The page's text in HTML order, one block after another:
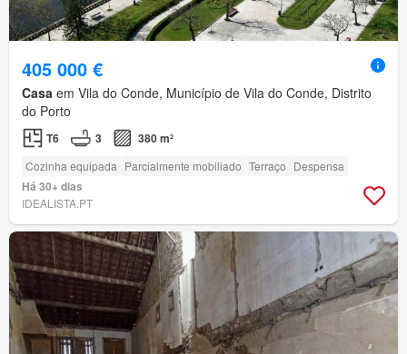
405 000 €
Casa em Vila do Conde, Município de Vila do Conde, Distrito
do Porto
T6 3 380 m²
Cozinha equipada Parcialmente mobiliado Terraço Despensa
Há 30+ dias
IDEALISTA.PT